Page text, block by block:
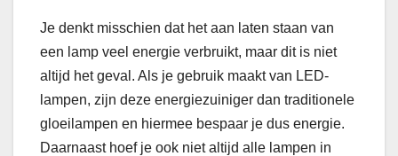
Je denkt misschien dat het aan laten staan van
een lamp veel energie verbruikt, maar dit is niet
altijd het geval. Als je gebruik maakt van LED-
lampen, zijn deze energiezuiniger dan traditionele
gloeilampen en hiermee bespaar je dus energie.
Daarnaast hoef je ook niet altijd alle lampen in